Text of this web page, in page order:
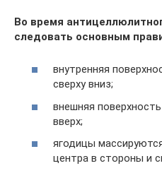
Во время
следовать основным
внутренняя
сверху вниз;
внешняя
вверх;
ягодицы
центра в стороны и